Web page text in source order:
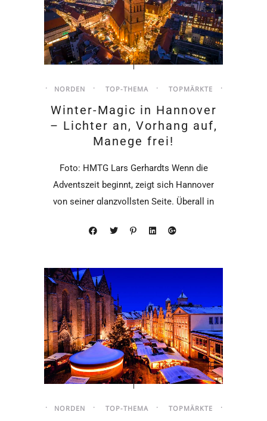
NORDEN TOP-THEMA TOPMÄRKTE
Winter-Magic in Hannover
– Lichter an, Vorhang auf,
Manege frei!
Foto: HMTG Lars Gerhardts Wenn die
Adventszeit beginnt, zeigt sich Hannover
von seiner glanzvollsten Seite. Überall in
NORDEN TOP-THEMA TOPMÄRKTE